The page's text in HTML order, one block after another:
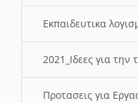
Εκπαιδευτικα
2021_Ιδεες για την
Προτασεις για